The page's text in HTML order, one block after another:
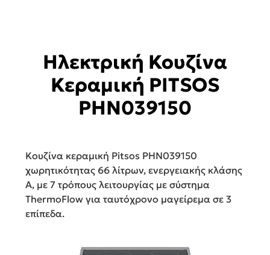
Ηλεκτρική Κουζίνα
Κεραμική PITSOS
PHN039150
Κουζίνα κεραμική Pitsos PHN039150
χωρητικότητας 66 λίτρων, ενεργειακής κλάσης
Α, με 7 τρόπους λειτουργίας με σύστημα
ThermoFlow για ταυτόχρονο μαγείρεμα σε 3
επίπεδα.